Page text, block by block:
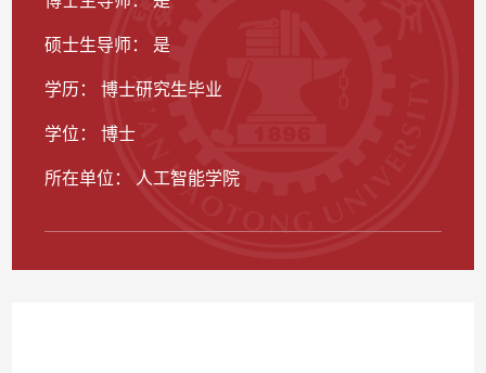
硕士生导师： 是
学历： 博士研究生毕业
学位： 博士
所在单位： 人工智能学院